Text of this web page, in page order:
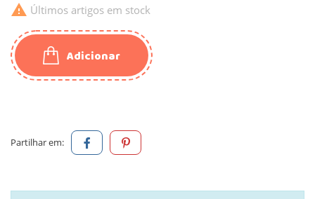
 Últimos artigos em stock
Adicionar
Partilhar em: